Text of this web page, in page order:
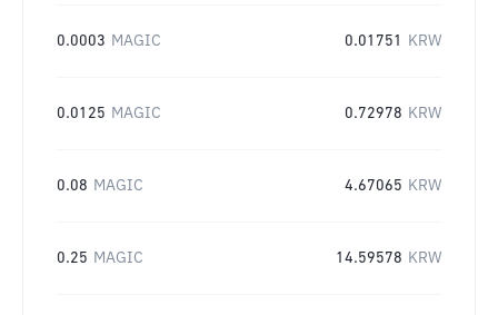
0.0003 MAGIC 0.01751 KRW
0.0125 MAGIC 0.72978 KRW
0.08 MAGIC 4.67065 KRW
0.25 MAGIC 14.59578 KRW